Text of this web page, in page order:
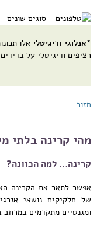
*אנלוגי ודיגיטלי אלו
רציפים ודיגיטלי על
חזור
מהי קרינה בלתי
קרינה... למה הכוונה?
אפשר לתאר את הקרינה
של חלקיקים נושאי
ומגנטיים מתקדמים במרחב